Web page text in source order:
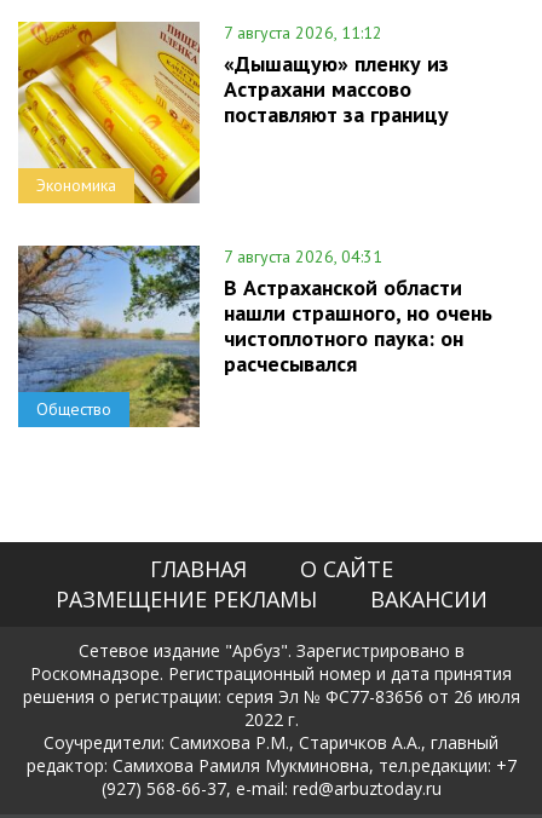
Экономика
7 августа 2026, 11:12
«Дышащую» пленку из
Астрахани массово
поставляют за границу
Общество
7 августа 2026, 04:31
В Астраханской области
нашли страшного, но очень
чистоплотного паука: он
расчесывался
ГЛАВНАЯ
О САЙТЕ
РАЗМЕЩЕНИЕ РЕКЛАМЫ
ВАКАНСИИ
Сетевое издание "Арбуз". Зарегистрировано в
Роскомнадзоре. Регистрационный номер и дата принятия
решения о регистрации: серия Эл № ФС77-83656 от 26 июля
2022 г.
Соучредители: Самихова Р.М., Старичков А.А., главный
редактор: Самихова Рамиля Мукминовна, тел.редакции: +7
(927) 568-66-37, e-mail: red@arbuztoday.ru